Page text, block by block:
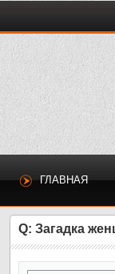
ГЛАВНАЯ
Q: Загадка